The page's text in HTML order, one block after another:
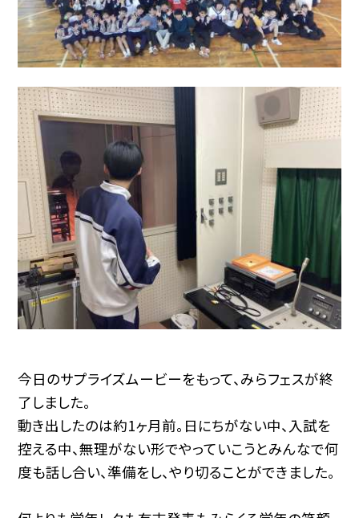
今日のサプライズムービーをもって、みらフェスが終
了しました。
動き出したのは約1ヶ月前。日にちがない中、入試を
控える中、無理がない形でやっていこうとみんなで何
度も話し合い、準備をし、やり切ることができました。